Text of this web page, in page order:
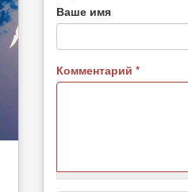
Ваше имя
Комментарий *